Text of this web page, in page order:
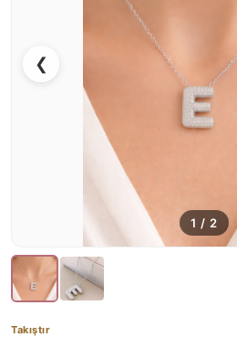
❮
1 / 2
Takıştır